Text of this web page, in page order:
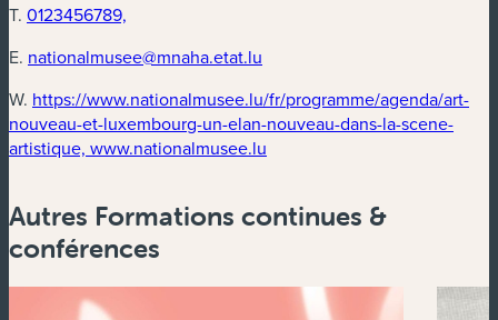
T. 0123456789,
E. nationalmusee@mnaha.etat.lu
W. https://www.nationalmusee.lu/fr/programme/agenda/art-
nouveau-et-luxembourg-un-elan-nouveau-dans-la-scene-
artistique, www.nationalmusee.lu
Autres Formations continues &
conférences